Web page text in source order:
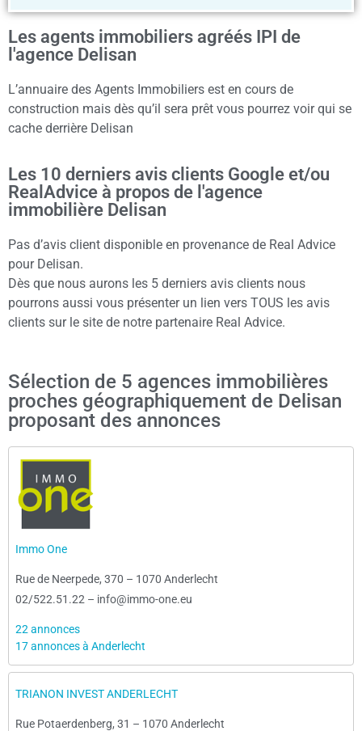
Les agents immobiliers agréés IPI de
l'agence Delisan
L’annuaire des Agents Immobiliers est en cours de
construction mais dès qu’il sera prêt vous pourrez voir qui se
cache derrière Delisan
Les 10 derniers avis clients Google et/ou
RealAdvice à propos de l'agence
immobilière Delisan
Pas d’avis client disponible en provenance de Real Advice
pour Delisan.
Dès que nous aurons les 5 derniers avis clients nous
pourrons aussi vous présenter un lien vers TOUS les avis
clients sur le site de notre partenaire Real Advice.
Sélection de 5 agences immobilières
proches géographiquement de Delisan
proposant des annonces
Immo One
Rue de Neerpede, 370 – 1070 Anderlecht
02/522.51.22 – info@immo-one.eu
22 annonces
17 annonces à Anderlecht
TRIANON INVEST ANDERLECHT
Rue Potaerdenberg, 31 – 1070 Anderlecht